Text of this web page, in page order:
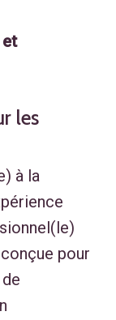
les
à la
pour